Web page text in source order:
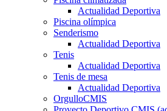
Actualidad Deportiva
Piscina olímpica
Senderismo
Actualidad Deportiva
Tenis
Actualidad Deportiva
Tenis de mesa
Actualidad Deportiva
OrgulloCMIS